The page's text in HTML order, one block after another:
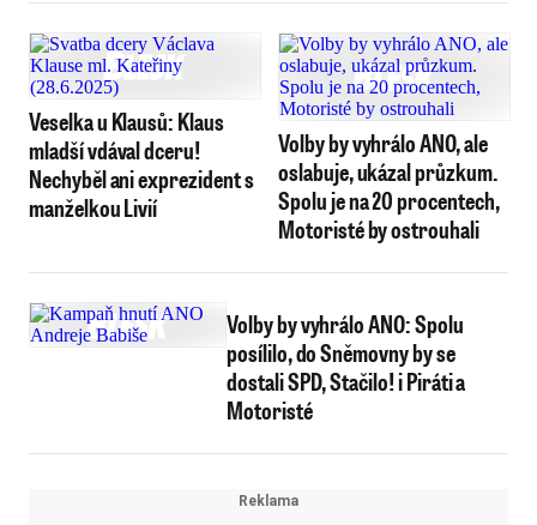
Veselka u Klausů: Klaus
mladší vdával dceru!
Nechyběl ani exprezident s
manželkou Livií
Volby by vyhrálo ANO, ale
oslabuje, ukázal průzkum.
Spolu je na 20 procentech,
Motoristé by ostrouhali
Volby by vyhrálo ANO: Spolu
posílilo, do Sněmovny by se
dostali SPD, Stačilo! i Piráti a
Motoristé